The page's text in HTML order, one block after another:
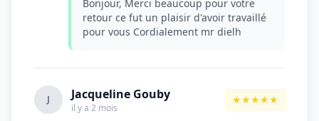
Bonjour, Merci beaucoup pour votre
retour ce fut un plaisir d'avoir travaillé
pour vous Cordialement mr dielh
J Jacqueline Gouby
il y a 2 mois
★★★★★